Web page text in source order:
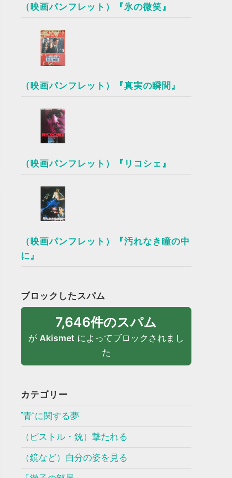
（映画パンフレット）『氷の微笑』
（映画パンフレット）『真実の瞬間』
（映画パンフレット）『リコシェ』
（映画パンフレット）『汚れなき瞳の中
に』
ブロックしたスパム
7,646件のスパム
が Akismet によってブロックされまし
た
カテゴリー
”青”に関する夢
（ピストル・銃）撃たれる
（鏡など）自分の姿を見る